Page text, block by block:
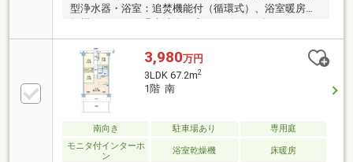
型浄水器・浴室：追焚機能付（循環式）、浴室暖房乾
ガス温水式床暖房・非接触型キーのオートロックシス
テム・２４時間換気システム－周辺施設－・サンディ
京都梅津店・・・徒歩３分（１８０m）・ライフ 梅津
店・・・徒歩４分（２８０m）・阪急オアシス かどの
店・・・徒歩５分（３９０m）・スギドラッグ 梅津南
広町店・・・徒歩４分（２６０m）・セブン-イレブン
高辻葛野西通店・・・徒歩３分（２００m）・ローソ
ン 梅津高辻店・・・徒歩５分（３３０m）
3,980万円
3LDK 67.2m2
1階 南
南向き 駐車場あり
専用庭
モニタ付インターホ
ン
浴室乾燥機 床暖房